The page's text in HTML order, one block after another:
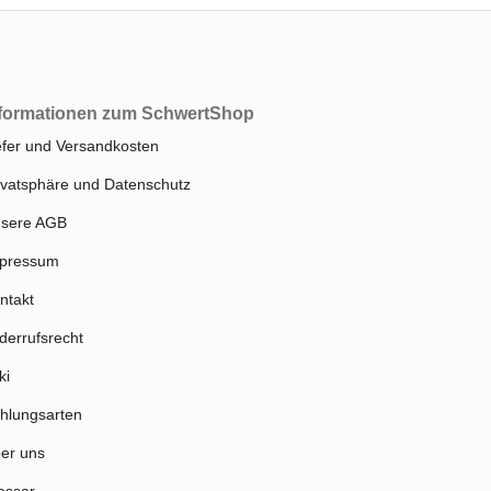
zum SchwertShop
und Versandkosten
und Datenschutz
AGB
uns